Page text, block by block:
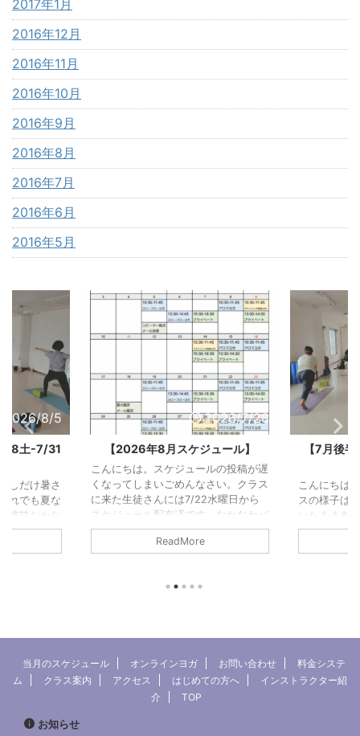
2017年1月
2016年12月
2016年11月
2016年10月
2016年9月
2016年8月
2016年7月
2016年6月
2016年5月
2026/7/28
ュール】
い。クラス
水曜日から
なかなかバ
クラスの様
インスタをみ
イナーなスタ
に年をと ...
2026/7/30
【7月後半予約状況】7/1水-7/15
水の様子
こんにちは。今回もまた冒頭分とクラ
スの様子はあとから追記します。と書
いたままあっとう間に7月も終わりそ
うになっています。（今は7/30）と
いうことでクラスの様子は今回、写真
約状況 2026/7/26(日)22:30現在定員
ていただきます。早めに予約を入れて
定作業7/17（金）15:30プライベート
【予約済】7/18（土）10:3 ...
ReadMore
【7月
こんにち
先にアッ
クラスの
のことで
た次第で
グ)よかっ
ら→ note
当月のスケジュール オンラインヨガ お問い合わせ
料金システ
ム
クラス案内 アクセス はじめての方へ
インストラクター紹
介
TOP
お知らせ